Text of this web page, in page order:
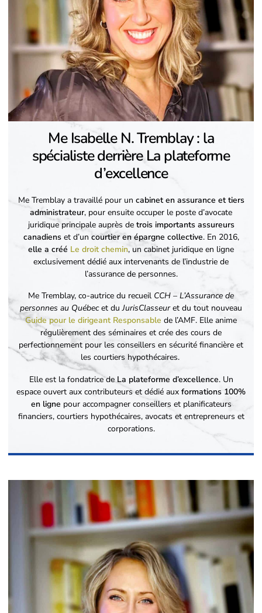
Me Isabelle N. Tremblay : la
spécialiste derrière La plateforme
d’excellence
Me Tremblay a travaillé pour un cabinet en assurance et tiers
administrateur, pour ensuite occuper le poste d’avocate
juridique principale auprès detrois importants assureurs
canadienset d’un courtier en épargne collective. En 2016,
elle a créé Le droit chemin, un cabinet juridique en ligne
exclusivement dédié aux intervenants de l’industrie de
l’assurance de personnes.
Me Tremblay, co-autrice du recueil CCH – L’Assurance de
personnes au Québecet duJurisClasseuret du tout nouveau
Guide pour le dirigeant Responsable de l’AMF. Elle anime
régulièrement des séminaires et crée des cours de
perfectionnement pour les conseillers en sécurité financière et
les courtiers hypothécaires.
Elle est la fondatrice deLa plateforme d’excellence. Un
espace ouvert aux contributeurs et dédié aux formations 100%
en ligne pour accompagner conseillers et planificateurs
financiers, courtiers hypothécaires, avocats et entrepreneurs et
corporations.